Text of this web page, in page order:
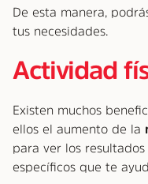
De esta manera,
tus necesidades.
Actividad
Existen muchos
ellos el aumento de la
para ver los
específicos que te